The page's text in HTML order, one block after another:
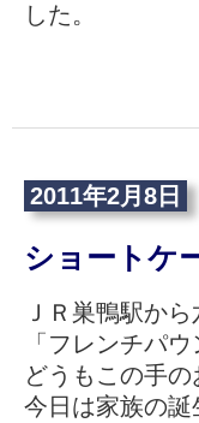
した。
2011年2月8日
ショートケ
ＪＲ巣鴨駅か
「フレンチパ
どうもこの手
今日は家族の